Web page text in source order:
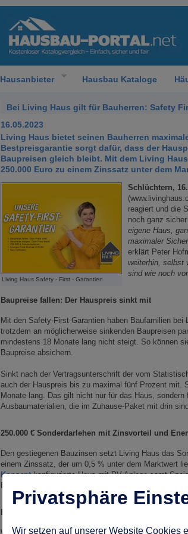
Hausanbieter Hausbau Kataloge
Bei Living Haus gilt für Bauherren: Safety
16.05.2023
Living Haus bietet seinen Bauherren
Bestpreisgarantie sorgt dafür, dass der
Baupreisen gleich bleibt. Mit dem Living
250.000 Euro zu einem Zinssatz unter dem
Living Haus Safety - First - Garantien
Schlüchtern,
reagiert und die
noch ganz
eigene Haus,
maximaler
erklärt Peter
weiterhin, selbst
sind wie noch
Baupreise fallen: Der Hauspreis sinkt mit
Mit den Safety-First-Garantien haben Baufamilien
trotzdem an möglicherweise sinkenden Baupreisen
mindestens 18 Monate lang nicht steigt. So können
Baupreise absichern.
Sinkt nach der Vertragsunterschrift der vom
auch der Hauspreis bis zu maximal fünf Prozent mit.
Monate lang. Das gilt nicht nur für das Haus,
Ausbaumaterialien, die im Zuhause-Paket mit drin
250.000 € Sonderdarlehen mit Zinsvorteil und
Den gestiegenen Bauzinsen setzt Living Haus das
einem Zinssatz, der um 0,5 % unter dem Marktwert
Konzeptkonfigurierte Haus mit PV-Anlage samt
Betriebskosten dauerhaft niedrig ausfallen. Monat für
Privatsphäre
Wir setzen auf unserer Website Cookies